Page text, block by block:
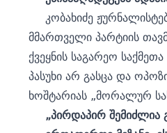
კობახიძე
მმართველი პარტიის
ქვეყნის საგარეო
პასუხი არ გასცა და
ხოშტარიას „მორალურ
„პირდაპირ